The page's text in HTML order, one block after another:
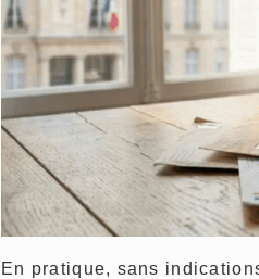
En pratique, sans